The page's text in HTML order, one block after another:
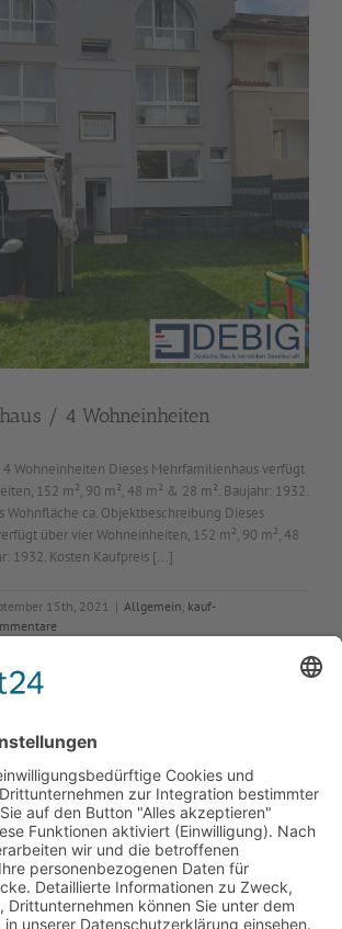
/ 4 Wohneinheiten
Wohneinheiten Dieses Mehrfamilienhaus verfügt
152 m², 90 m², 48 m² & 28 m². Baujahr: 1932.
Wohnfläche ca. Objektbeschreibung Dieses
über vier Wohneinheiten, 152 m², 90 m², 48
1932. Kosten Kaufpreis [...]
15th, 2021 | Allgemein, kauf-